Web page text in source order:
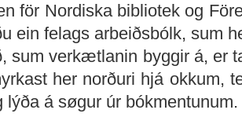
för Nordiska bibliotek og
ein felags arbeiðsbólk, sum
sum verkætlanin byggir á, er
her norðuri hjá okkum,
lýða á søgur úr bókmentunum.